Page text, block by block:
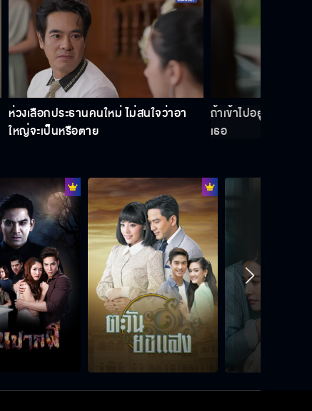
ห่วงเลือกประธานคนใหม่ ไม่สนใจว่าอา
ใหญ่จะเป็นหรือตาย
ถ้าเข้าไปอยู่บ้านฉัน เ
เธอ